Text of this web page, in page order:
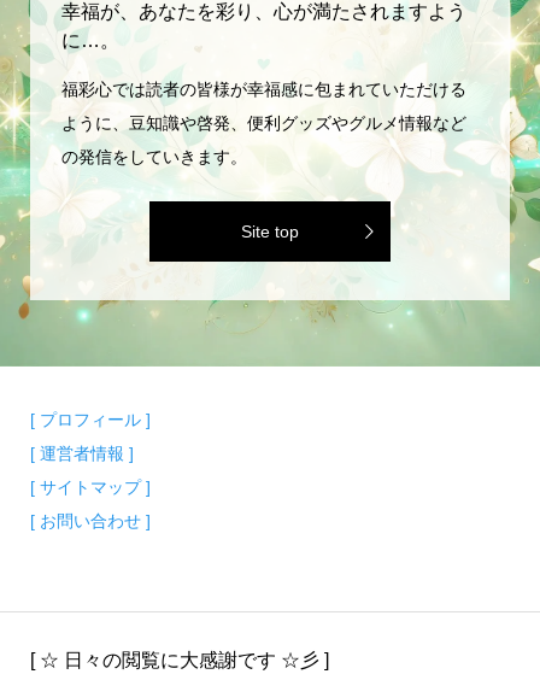
幸福が、あなたを彩り、心が満たされますよう
に…。
福彩心では読者の皆様が幸福感に包まれていただける
ように、豆知識や啓発、便利グッズやグルメ情報など
の発信をしていきます。
Site top
[ プロフィール ]
[ 運営者情報 ]
[ サイトマップ ]
[ お問い合わせ ]
[ ☆ 日々の閲覧に大感謝です ☆彡 ]